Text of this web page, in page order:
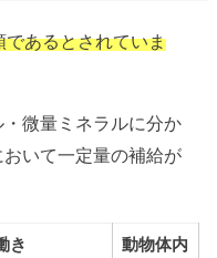
あるとされていま
微量ミネラルに分か
いて一定量の補給が
き
動物体内